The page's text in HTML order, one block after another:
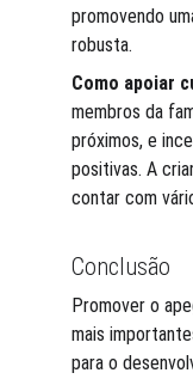
promovendo
robusta.
Como apoiar
membros da
próximos, e
positivas. A
contar com
Conclusão
Promover o
mais
para o